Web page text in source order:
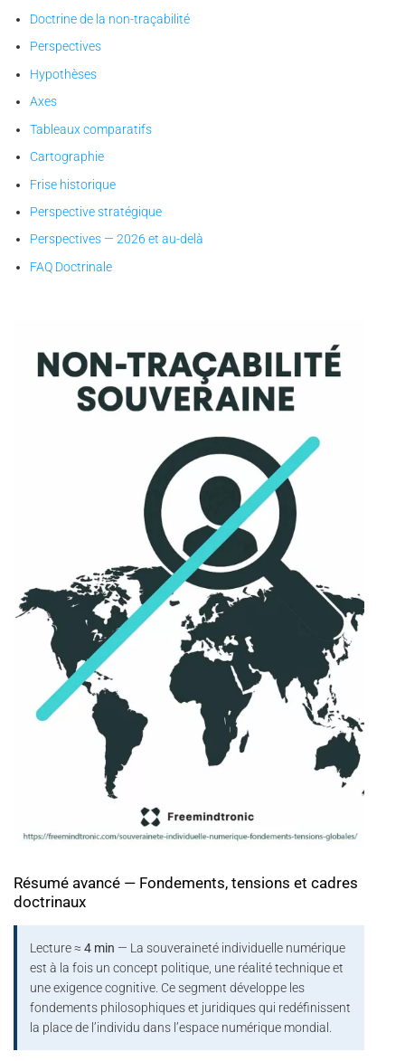
Doctrine de la non-traçabilité
Perspectives
Hypothèses
Axes
Tableaux comparatifs
Cartographie
Frise historique
Perspective stratégique
Perspectives — 2026 et au-delà
FAQ Doctrinale
Résumé avancé — Fondements, tensions et cadres
doctrinaux
Lecture ≈4 min — La souveraineté individuelle numérique
est à la fois un concept politique, une réalité technique et
une exigence cognitive. Ce segment développe les
fondements philosophiques et juridiques qui redéfinissent
la place de l’individu dans l’espace numérique mondial.